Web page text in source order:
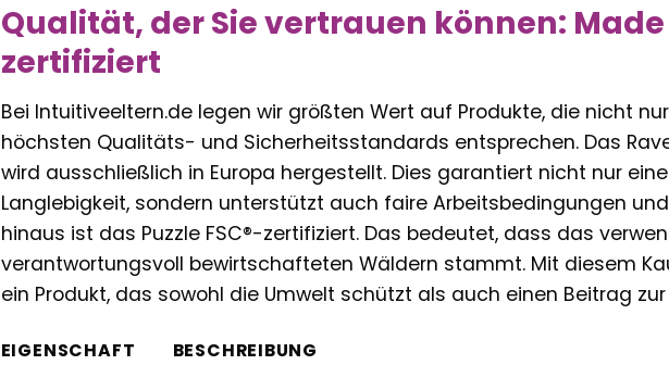
Qualität, der Sie vertrauen können: Made
zertifiziert
Bei Intuitiveeltern.de legen wir größten Wert auf Produkte, die nicht
höchsten Qualitäts- und Sicherheitsstandards entsprechen. Das
wird ausschließlich in Europa hergestellt. Dies garantiert nicht nur
Langlebigkeit, sondern unterstützt auch faire Arbeitsbedingungen
hinaus ist das Puzzle FSC®-zertifiziert. Das bedeutet, dass das
verantwortungsvoll bewirtschafteten Wäldern stammt. Mit diesem
ein Produkt, das sowohl die Umwelt schützt als auch einen Beitrag
EIGENSCHAFT
BESCHREIBUNG